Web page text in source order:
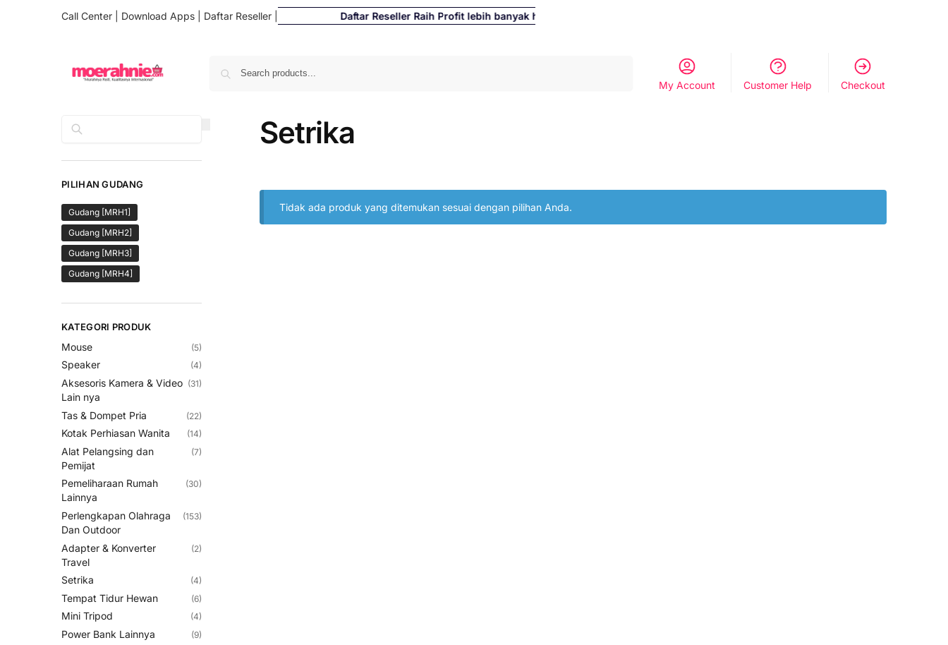
Call Center Download Apps Daftar Reseller Daftar Reseller Raih Profit lebih banyak hingga 500%
My Account Customer Help Checkout
Setrika
Tidak ada produk yang ditemukan sesuai dengan pilihan Anda.
PILIHAN GUDANG
Gudang [MRH1]
Gudang [MRH2]
Gudang [MRH3]
Gudang [MRH4]
KATEGORI PRODUK
Mouse (5)
Speaker (4)
Aksesoris Kamera & Video
Lain nya
(31)
Tas & Dompet Pria (22)
Kotak Perhiasan Wanita (14)
Alat Pelangsing dan
Pemijat
(7)
Pemeliharaan Rumah
Lainnya
(30)
Perlengkapan Olahraga
Dan Outdoor
(153)
Adapter & Konverter
Travel
(2)
Setrika (4)
Tempat Tidur Hewan (6)
Mini Tripod (4)
Power Bank Lainnya (9)